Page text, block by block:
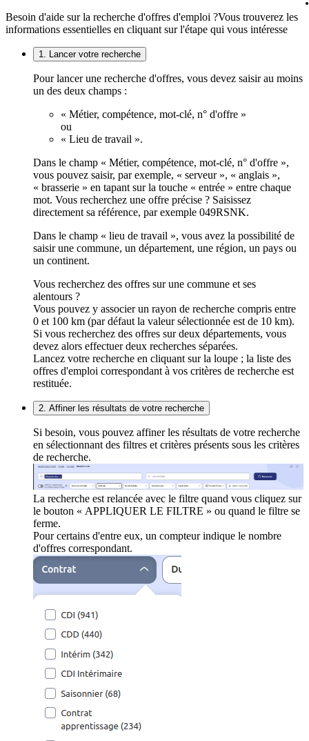
Besoin d'aide sur la recherche d'offres d'emploi ?Vous trouverez les
informations essentielles en cliquant sur l'étape qui vous intéresse
1. Lancer votre recherche
Pour lancer une recherche d'offres, vous devez saisir au moins
un des deux champs :
« Métier, compétence, mot-clé, n° d'offre »
ou
« Lieu de travail ».
Dans le champ « Métier, compétence, mot-clé, n° d'offre »,
vous pouvez saisir, par exemple, « serveur », « anglais »,
« brasserie » en tapant sur la touche « entrée » entre chaque
mot. Vous recherchez une offre précise ? Saisissez
directement sa référence, par exemple 049RSNK.
Dans le champ « lieu de travail », vous avez la possibilité de
saisir une commune, un département, une région, un pays ou
un continent.
Vous recherchez des offres sur une commune et ses
alentours ?
Vous pouvez y associer un rayon de recherche compris entre
0 et 100 km (par défaut la valeur sélectionnée est de 10 km).
Si vous recherchez des offres sur deux départements, vous
devez alors effectuer deux recherches séparées.
Lancez votre recherche en cliquant sur la loupe ; la liste des
offres d'emploi correspondant à vos critères de recherche est
restituée.
2. Affiner les résultats de votre recherche
Si besoin, vous pouvez affiner les résultats de votre recherche
en sélectionnant des filtres et critères présents sous les critères
de recherche.
La recherche est relancée avec le filtre quand vous cliquez sur
le bouton « APPLIQUER LE FILTRE » ou quand le filtre se
ferme.
Pour certains d'entre eux, un compteur indique le nombre
d'offres correspondant.